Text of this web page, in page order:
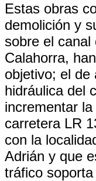
Estas obras
demolición y
sobre el
Calahorra,
objetivo; el de
hidráulica del
incrementar
carretera LR
con la
Adrián y que
tráfico